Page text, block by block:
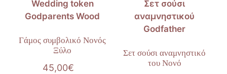
Γάμος συμβολικό Νονός
Ξύλο
45,00€
Σετ σούσι αναμνηστικό
του Νονό